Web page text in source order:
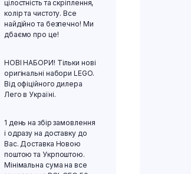
цілостність та скріплення,
колір та чистоту. Все
найдійно та безпечно! Ми
дбаємо про це!
НОВІ НАБОРИ! Тільки нові
оригінальні набори LEGO.
Від офіційного дилера
Лего в Україні.
1 день на збір замовлення
і одразу на доставку до
Вас. Доставка Новою
поштою та Укрпоштою.
Мінімальна сума на все